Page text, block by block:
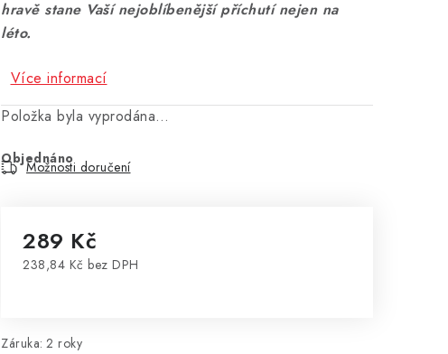
hravě stane Vaší nejoblíbenější příchutí nejen na
léto.
Více informací
Položka byla vyprodána…
Objednáno
Možnosti doručení
289 Kč
238,84 Kč bez DPH
Záruka: 2 roky